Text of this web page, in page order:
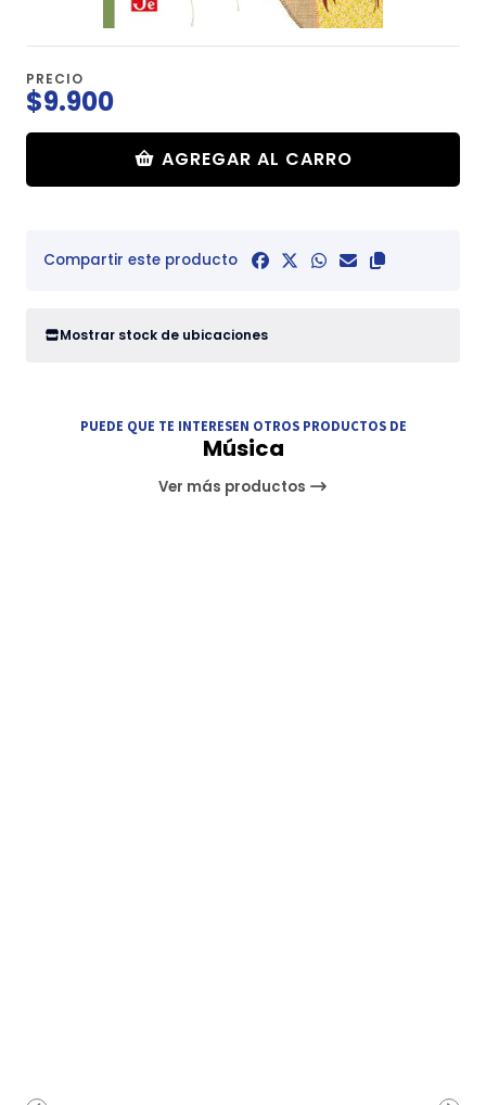
PRECIO
$9.900
AGREGAR AL CARRO
Compartir este producto
Mostrar stock de ubicaciones
PUEDE QUE TE INTERESEN OTROS PRODUCTOS DE
Música
Ver más productos